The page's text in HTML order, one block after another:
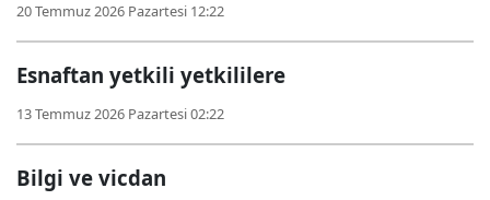
20 Temmuz 2026 Pazartesi 12:22
Esnaftan yetkili yetkililere
13 Temmuz 2026 Pazartesi 02:22
Bilgi ve vicdan